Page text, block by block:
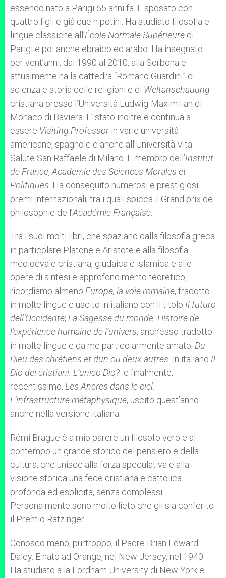
essendo nato a Parigi 65 anni fa. E sposato con
quattro figli e già due nipotini. Ha studiato filosofia e
lingue classiche all’École Normale Supérieure di
Parigi e poi anche ebraico ed arabo. Ha insegnato
per vent’anni, dal 1990 al 2010, alla Sorbona e
attualmente ha la cattedra “Romano Guardini” di
scienza e storia delle religioni e di Weltanschauung
cristiana presso l’Università Ludwig-Maximilian di
Monaco di Baviera. E’ stato inoltre e continua a
essere Visiting Professorin varie università
americane, spagnole e anche all’Università Vita-
Salute San Raffaele di Milano. E membro dell’Institut
de France, Académie des Sciences Morales et
Politiques . Ha conseguito numerosi e prestigiosi
premi internazionali, tra i quali spicca il Grand prix de
philosophie de l’Académie Française
Tra i suoi molti libri, che spaziano dalla filosofia greca
in particolare Platone e Aristotele alla filosofia
medioevale cristiana, giudaica e islamica e alle
opere di sintesi e approfondimento teoretico,
ricordiamo almeno Europe, la voie romaine, tradotto
in molte lingue e uscito in italiano con il titolo Il futuro
dell’Occidente; La Sagesse du monde. Histoire de
l’expérience humaine de l’univers, anch’esso tradotto
in molte lingue e da me particolarmente amato; Du
Dieu des chrétiens et dun ou deux autres in italiano Il
Dio dei cristiani. L’unico Dio? e finalmente,
recentissimo, Les Ancres dans le ciel.
L’infrastructure métaphysique, uscito quest’anno
anche nella versione italiana.
Rémi Brague è a mio parere un filosofo vero e al
contempo un grande storico del pensiero e della
cultura, che unisce alla forza speculativa e alla
visione storica una fede cristiana e cattolica
profonda ed esplicita, senza complessi.
Personalmente sono molto lieto che gli sia conferito
il Premio Ratzinger.
Conosco meno, purtroppo, il Padre Brian Edward
Daley. E nato ad Orange, nel New Jersey, nel 1940.
Ha studiato alla Fordham University di New York e